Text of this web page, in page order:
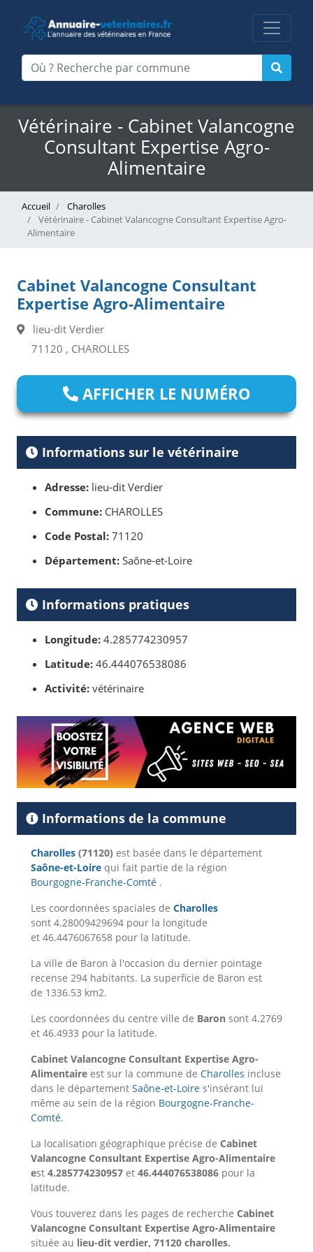
Vétérinaire - Cabinet Valancogne
Consultant Expertise Agro-
Alimentaire
Accueil
Charolles
Vétérinaire - Cabinet Valancogne Consultant Expertise Agro-
Alimentaire
Cabinet Valancogne Consultant
Expertise Agro-Alimentaire
lieu-dit Verdier
71120 , CHAROLLES
AFFICHER LE NUMÉRO
Informations sur le vétérinaire
Adresse: lieu-dit Verdier
Commune: CHAROLLES
Code Postal: 71120
Département: Saône-et-Loire
Informations pratiques
Longitude: 4.285774230957
Latitude: 46.444076538086
Activité: vétérinaire
Informations de la commune
Charolles (71120) est basée dans le département
Saône-et-Loire qui fait partie de la région
Bourgogne-Franche-Comté .
Les coordonnées spaciales de Charolles
sont 4.28009429694 pour la longitude
et 46.4476067658 pour la latitude.
La ville de Baron à l'occasion du dernier pointage
recense 294 habitants. La superficie de Baron est
de 1336.53 km2.
Les coordonnées du centre ville de Baron sont 4.2769
et 46.4933 pour la latitude.
Cabinet Valancogne Consultant Expertise Agro-
Alimentaire est sur la commune de Charolles incluse
dans le département Saône-et-Loire s'insérant lui
même au sein de la région Bourgogne-Franche-
Comté.
La localisation géographique précise de Cabinet
Valancogne Consultant Expertise Agro-Alimentaire
est 4.285774230957 et 46.444076538086 pour la
latitude.
Vous touverez dans les pages de recherche Cabinet
Valancogne Consultant Expertise Agro-Alimentaire
située au lieu-dit verdier, 71120 charolles.